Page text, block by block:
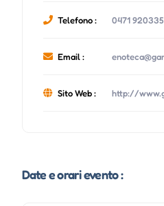
Telefono : 0471 920335
Email :
Sito Web : http://
Date e orari evento :